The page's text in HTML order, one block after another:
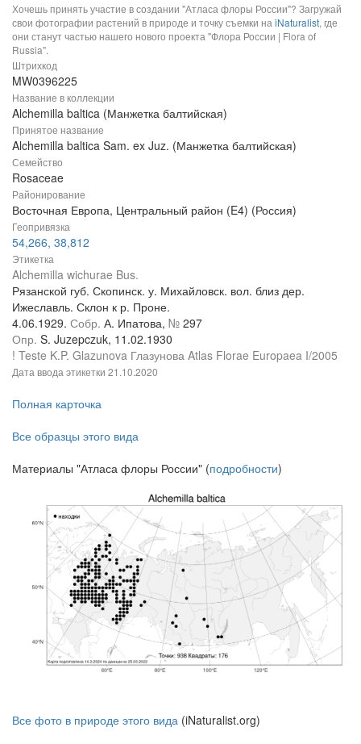
Хочешь принять участие в создании "Атласа флоры России"? Загружай
свои фотографии растений в природе и точку съемки на iNaturalist, где
они станут частью нашего нового проекта "Флора России | Flora of
Russia".
Штрихкод
MW0396225
Название в коллекции
Alchemilla baltica (Манжетка балтийская)
Принятое название
Alchemilla baltica Sam. ex Juz. (Манжетка балтийская)
Семейство
Rosaceae
Районирование
Восточная Европа, Центральный район (E4) (Россия)
Геопривязка
54,266, 38,812
Этикетка
Alchemilla wichurae Bus.
Рязанской губ. Скопинск. у. Михайловск. вол. близ дер.
Ижеславль. Склон к р. Проне.
4.06.1929. Собр. А. Ипатова, № 297
Опр. S. Juzepczuk, 11.02.1930
! Teste K.P. Glazunova Глазунова Atlas Florae Europaea I/2005
Дата ввода этикетки 21.10.2020
Полная карточка
Все образцы этого вида
Материалы "Атласа флоры России" (подробности)
Все фото в природе этого вида (iNaturalist.org)